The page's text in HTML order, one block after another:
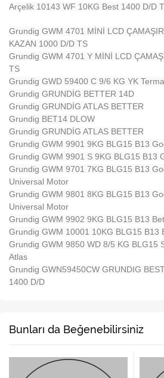
Arçelik 10143 WF 10KG Best 1400 D/D
Grundig GWM 4701 MİNİ LCD
KAZAN 1000 D/D TS
Grundig GWM 4701 Y MİNİ LCD
TS
Grundig GWD 59400 C 9/6 KG YK
Grundig GRUNDİG BETTER 14D
Grundig GRUNDİG ATLAS BETTER
Grundig BET14 DLOW
Grundig GRUNDİG ATLAS BETTER
Grundig GWM 9901 9KG BLG15 B13
Grundig GWM 9901 S 9KG BLG15 B13
Grundig GWM 9701 7KG BLG15 B13
Universal Motor
Grundig GWM 9801 8KG BLG15 B13
Universal Motor
Grundig GWM 9902 9KG BLG15 B13
Grundig GWM 10001 10KG BLG15 B13
Grundig GWM 9850 WD 8/5 KG BLG15
Atlas
Grundig GWN59450CW GRUNDIG
1400 D/D
Bunları da Beğenebilirsiniz